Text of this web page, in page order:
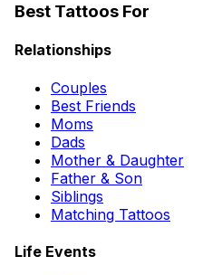
Best Tattoos For
Relationships
Couples
Best Friends
Moms
Dads
Mother & Daughter
Father & Son
Siblings
Matching Tattoos
Life Events